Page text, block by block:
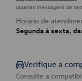
(apenas mensagens de
Horário de
Segunda à sexta,
Verifique a
Consulte a